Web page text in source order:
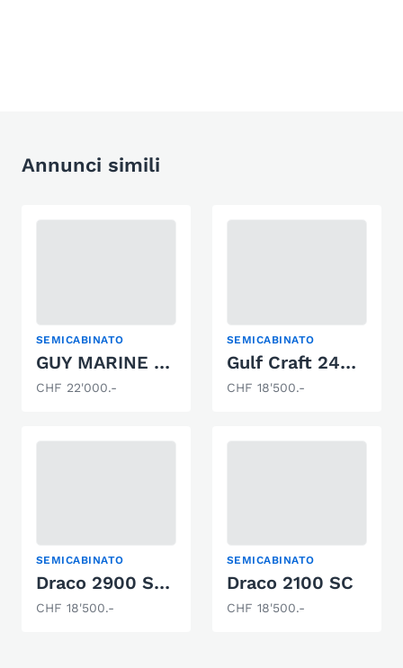
Annunci simili
SEMICABINATO
GUY MARINE Evada 740
CHF 22'000.-
SEMICABINATO
Gulf Craft 2400 SBC
CHF 18'500.-
SEMICABINATO
Draco 2900 Star
CHF 18'500.-
SEMICABINATO
Draco 2100 SC
CHF 18'500.-